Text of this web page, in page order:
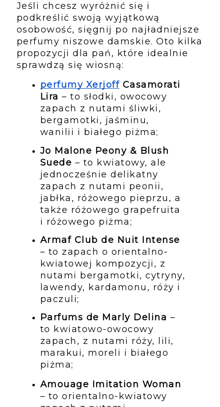
Jeśli chcesz wyróżnić się i
podkreślić swoją wyjątkową
osobowość, sięgnij po najładniejsze
perfumy niszowe damskie. Oto kilka
propozycji dla pań, które idealnie
sprawdzą się wiosną:
perfumy Xerjoff Casamorati
Lira – to słodki, owocowy
zapach z nutami śliwki,
bergamotki, jaśminu,
wanilii i białego piżma;
Jo Malone Peony & Blush
Suede – to kwiatowy, ale
jednocześnie delikatny
zapach z nutami peonii,
jabłka, różowego pieprzu, a
także różowego grapefruita
i różowego piżma;
Armaf Club de Nuit Intense
– to zapach o orientalno-
kwiatowej kompozycji, z
nutami bergamotki, cytryny,
lawendy, kardamonu, róży i
paczuli;
Parfums de Marly Delina –
to kwiatowo-owocowy
zapach, z nutami róży, lili,
marakui, moreli i białego
piżma;
Amouage Imitation Woman
– to orientalno-kwiatowy